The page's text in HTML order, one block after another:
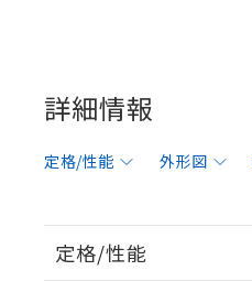
詳細情報
定格/性能 外形図
定格/性能